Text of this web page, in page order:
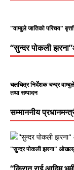
"वाम्बुले जातिको परिचय"
“सुन्दर पोकली
चलचित्र निर्देशक चन्द्र
तथा सम्पादन
सम्माननीय
"सुन्दर पोकली झरना"